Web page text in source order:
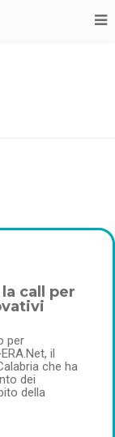
call per
per
il
che ha
dei
della